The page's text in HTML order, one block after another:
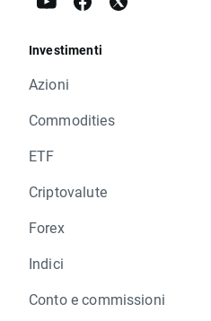
Investimenti
Azioni
Commodities
ETF
Criptovalute
Forex
Indici
Conto e commissioni